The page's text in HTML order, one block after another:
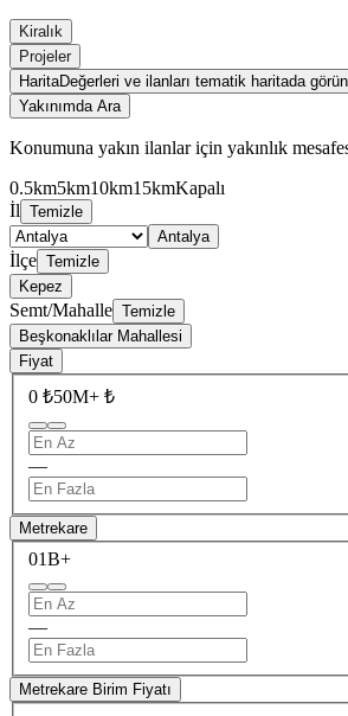
Kiralık
Projeler
HaritaDeğerleri ve ilanları tematik haritada görün
Yakınımda Ara
Konumuna yakın ilanlar için yakınlık
0.5km5km10km15kmKapalı
İl Temizle
Antalya
İlçe Temizle
Kepez
Semt/Mahalle Temizle
Beşkonaklılar Mahallesi
Fiyat
0 ₺50M+ ₺
—
Metrekare
01B+
—
Metrekare Birim Fiyatı